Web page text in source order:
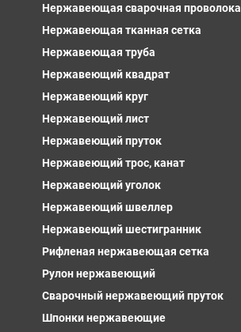
Нержавеющая сварочная проволока
Нержавеющая тканная сетка
Нержавеющая труба
Нержавеющий квадрат
Нержавеющий круг
Нержавеющий лист
Нержавеющий пруток
Нержавеющий трос, канат
Нержавеющий уголок
Нержавеющий швеллер
Нержавеющий шестигранник
Рифленая нержавеющая сетка
Рулон нержавеющий
Сварочный нержавеющий пруток
Шпонки нержавеющие